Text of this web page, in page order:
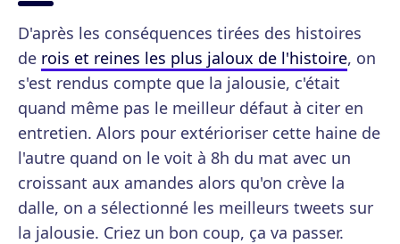
D'après les conséquences tirées des histoires
de rois et reines les plus jaloux de l'histoire, on
s'est rendus compte que la jalousie, c'était
quand même pas le meilleur défaut à citer en
entretien. Alors pour extérioriser cette haine de
l'autre quand on le voit à 8h du mat avec un
croissant aux amandes alors qu'on crève la
dalle, on a sélectionné les meilleurs tweets sur
la jalousie. Criez un bon coup, ça va passer.